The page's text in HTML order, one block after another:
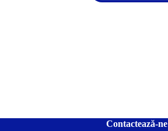
Contactează-ne